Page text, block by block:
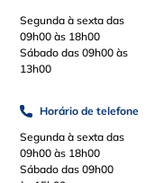
Segunda à sexta das
09h00 às 18h00
Sábado das 09h00 às
13h00
Horário de telefone
Segunda à sexta das
09h00 às 18h00
Sábado das 09h00